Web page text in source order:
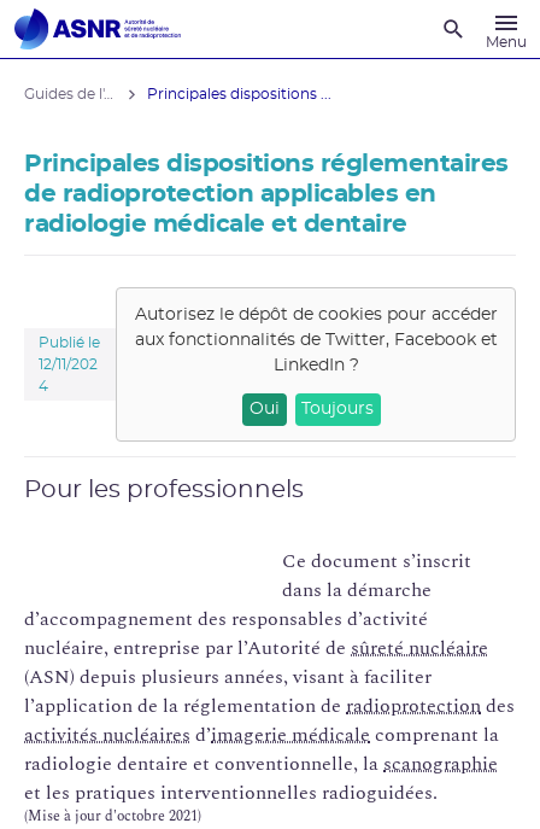
Menu
Guides de l'ASNR Principales dispositions ...
Principales dispositions réglementaires
de radioprotection applicables en
radiologie médicale et dentaire
Publié le
12/11/202
4
Autorisez le dépôt de cookies pour accéder
aux fonctionnalités de Twitter, Facebook et
LinkedIn?
Oui Toujours
Pour les professionnels
Ce document s’inscrit
dans la démarche
d’accompagnement des responsables d’activité
nucléaire, entreprise par l’Autorité de sûreté nucléaire
(ASN) depuis plusieurs années, visant à faciliter
l’application de la réglementation de radioprotectiondes
activités nucléaires d’imagerie médicalecomprenant la
radiologie dentaire et conventionnelle, lascanographie
et les pratiques interventionnelles radioguidées.
(Mise à jour d'octobre 2021)